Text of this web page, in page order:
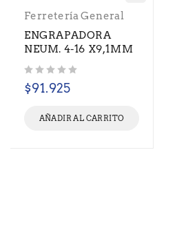
Ferretería General
ENGRAPADORA
NEUM. 4-16 X9,1MM
$91.925
AÑADIR AL CARRITO